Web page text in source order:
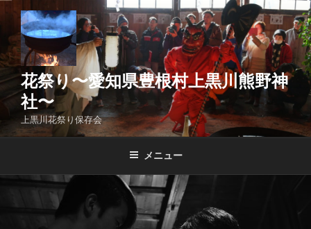
ン
テ
ン
ツ
ッ
花祭り〜愛知県豊根村上黒川熊野神
社〜
上黒川花祭り保存会
メニュー